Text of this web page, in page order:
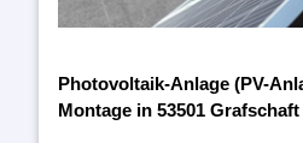
Photovoltaik-Anlage (PV-
Montage in 53501 Grafschaft